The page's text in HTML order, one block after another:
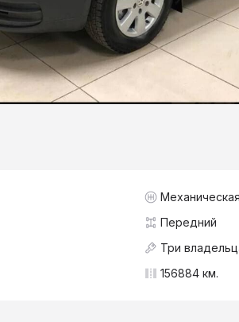
Механическая
Передний
Три
156884 км.